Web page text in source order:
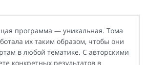
программа — уникальная. Тома
их таким образом, чтобы они
в любой тематике. С авторскими
конкретных результатов в